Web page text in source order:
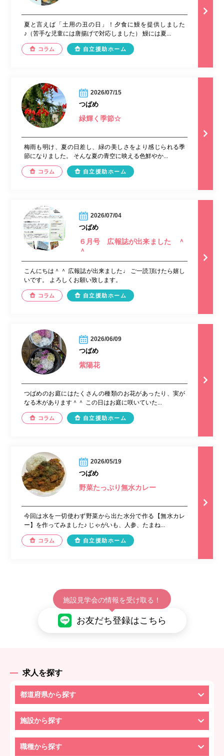
夏と言えば「土用の丑の日」！夕食に鰻を提供しました
♪（苦手な児童には唐揚げで対応しました） 鰻には夏...
コラム 自立援助ホーム
2026/07/15
つばめ
緑輝く季節☆
梅雨も明け、夏の日差し、緑の美しさをより感じられる季
節になりました。 そんな夏の青空に映える色鮮やか...
コラム 自立援助ホーム
2026/07/04
つばめ
６月号 広報誌が出来ました ＾
＾
こんにちは＾＾ 広報誌が出来ました♩ ご一読頂けたら嬉し
いです。 よろしくお願い致します。
コラム 自立援助ホーム
2026/06/09
つばめ
紫陽花
つばめのお庭にはたくさんの種類のお花があったり、実が
なる木があります＾＾ この日はお庭に咲いていた...
コラム 自立援助ホーム
2026/05/19
つばめ
野菜たっぷり無水カレー
今回は水を一切使わず野菜から出た水分で作る【無水カレ
ー】を作ってみました♪ じゃがいも、人参、たまね...
コラム 自立援助ホーム
施設見学会の情報を受け取る！
お友だち登録はこちら
求人を探す
都道府県から探す
施設から探す
職種から探す